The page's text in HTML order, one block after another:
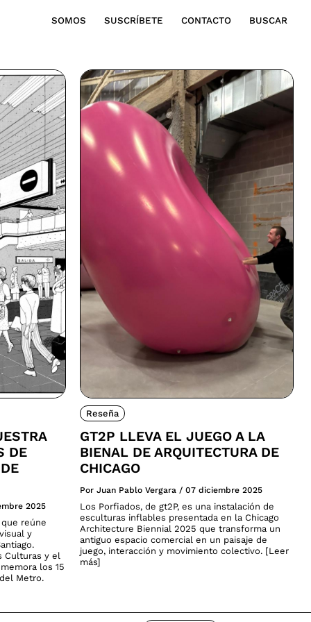
SOMOS SUSCRÍBETE CONTACTO BUSCAR
DE
2025
reúne
y
Culturas y el
los 15
Metro.
Reseña
GT2P LLEVA EL JUEGO A LA
BIENAL DE ARQUITECTURA DE
CHICAGO
Por Juan Pablo Vergara / 07 diciembre 2025
Los Porfiados, de gt2P, es una instalación de
esculturas inflables presentada en la Chicago
Architecture Biennial 2025 que transforma un
antiguo espacio comercial en un paisaje de
juego, interacción y movimiento colectivo. [Leer
más]